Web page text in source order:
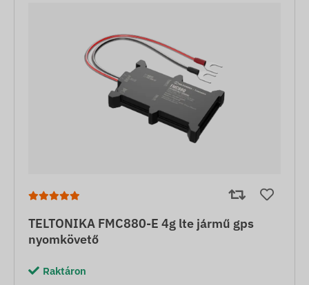
TELTONIKA FMC880-E 4g lte jármű gps
nyomkövető
Raktáron